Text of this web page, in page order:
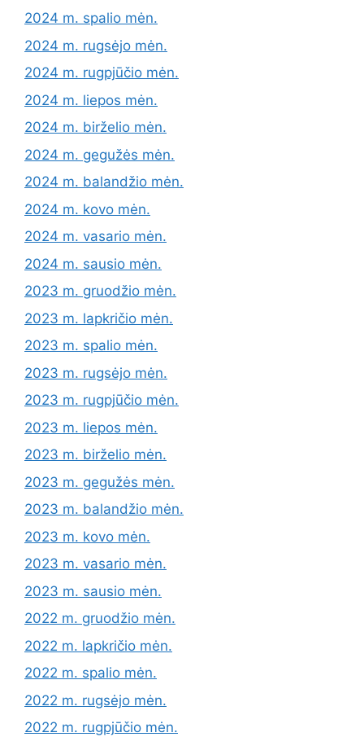
2024 m. spalio mėn.
2024 m. rugsėjo mėn.
2024 m. rugpjūčio mėn.
2024 m. liepos mėn.
2024 m. birželio mėn.
2024 m. gegužės mėn.
2024 m. balandžio mėn.
2024 m. kovo mėn.
2024 m. vasario mėn.
2024 m. sausio mėn.
2023 m. gruodžio mėn.
2023 m. lapkričio mėn.
2023 m. spalio mėn.
2023 m. rugsėjo mėn.
2023 m. rugpjūčio mėn.
2023 m. liepos mėn.
2023 m. birželio mėn.
2023 m. gegužės mėn.
2023 m. balandžio mėn.
2023 m. kovo mėn.
2023 m. vasario mėn.
2023 m. sausio mėn.
2022 m. gruodžio mėn.
2022 m. lapkričio mėn.
2022 m. spalio mėn.
2022 m. rugsėjo mėn.
2022 m. rugpjūčio mėn.